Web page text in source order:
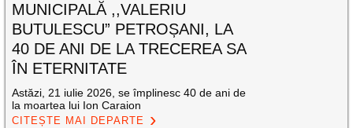
MUNICIPALĂ ,,VALERIU
BUTULESCU” PETROȘANI, LA
40 DE ANI DE LA TRECEREA SA
ÎN ETERNITATE
Astăzi, 21 iulie 2026, se împlinesc 40 de ani de
la moartea lui Ion Caraion
CITEȘTE MAI DEPARTE